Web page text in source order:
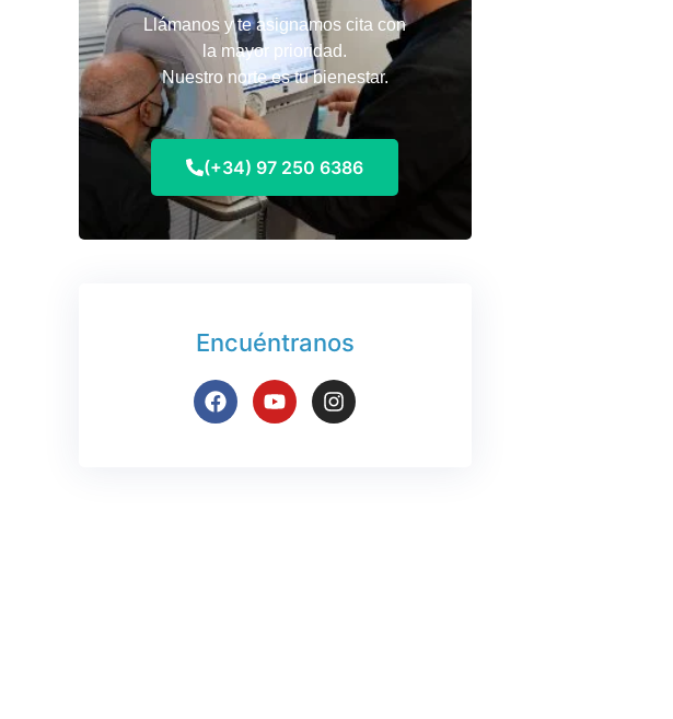
Llámanos y te asignamos cita con
la mayor prioridad.
Nuestro norte es tu bienestar.
(+34) 97 250 6386
Encuéntranos